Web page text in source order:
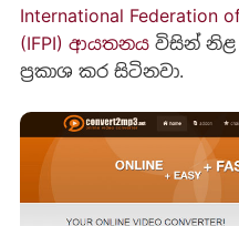
International Federation
(IFPI) ආයතනයවිසින් නිළ
ප්‍රකාශ කර සිටිනවා.